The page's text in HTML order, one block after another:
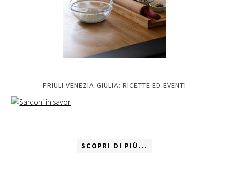
FRIULI VENEZIA-GIULIA: RICETTE ED EVENTI
SCOPRI DI PIÙ...